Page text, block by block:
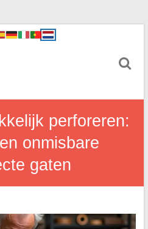
perforeren:
onmisbare
gaten